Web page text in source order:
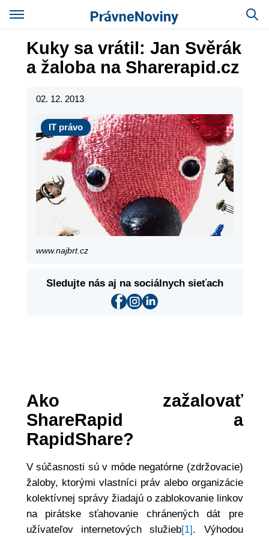
Kuky sa vrátil: Jan Svěrák
a žaloba na Sharerapid.cz
02. 12. 2013
IT právo
IT právo
www.najbrt.cz
Sledujte nás aj na sociálnych sieťach
Ako zažalovať
ShareRapid a
RapidShare?
V súčasnosti sú v móde negatórne (zdržovacie)
žaloby, ktorými vlastníci práv alebo organizácie
kolektívnej správy žiadajú o zablokovanie linkov
na pirátske sťahovanie chránených dát pre
užívateľov internetových služieb[1]. Výhodou